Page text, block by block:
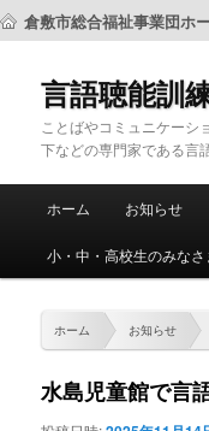
倉敷市総合福祉事業団ホ
言語聴能訓
ことばやコミュニケーシ
下などの専門家である言
メ
メ
イ
サ
ブ
ホーム お知らせ
小・中・高校生のみなさ
ホーム お知らせ
水島児童館で言